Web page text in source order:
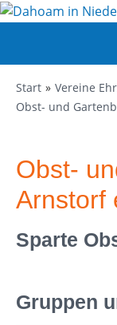
Start
Vereine
Obst- und
Obst-
Arnstorf
Sparte
Gruppen